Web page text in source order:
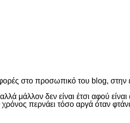
στο προσωπικό του blog,
δεν είναι έτσι αφού
περνάει τόσο αργά όταν